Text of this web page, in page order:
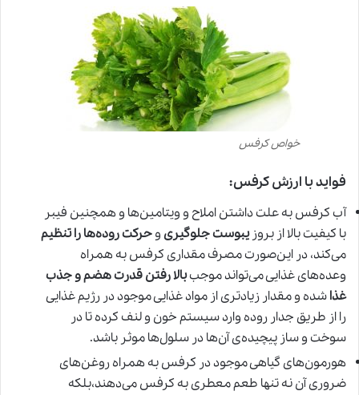
خواص کرفس
فواید با ارزش کرفس:
آب کرفس به علت داشتن املاح و ویتامین‌ها و همچنین فیبر
با کیفیت بالا از بروزیبوست جلوگیری وحرکت روده‌ها را تنظیم
می‌کند، در این‌صورت مصرف مقداری کرفس به همراه
وعده‌های غذایی می‌تواند موجببالا رفتن قدرت هضم و جذب
غذاشده ومقدار زیادتری از مواد غذایی موجود در رژیم غذایی
را از طریق جدار روده وارد سیستم خون و لنف کرده تا در
سوخت و ساز پیچیده‌ی آن‌ها در سلول‌ها موثر باشد.
هورمون‌های گیاهی موجود در کرفس به همراه روغن‌های
ضروری آن نه تنها طعم معطری به کرفس می‌دهند،بلکه